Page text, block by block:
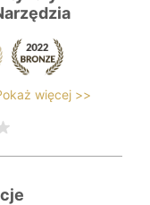
więcej >>